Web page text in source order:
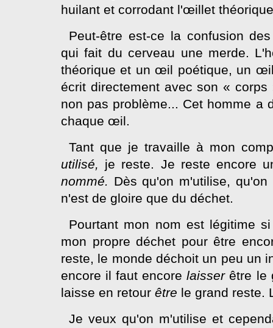
huilant et corrodant l'œillet
Peut-être est-ce la confusion
qui fait du cerveau une merde.
théorique et un œil poétique, un
écrit directement avec son «
non pas problème... Cet homme a
chaque œil.
Tant que je travaille à mon
utilisé, je reste. Je reste encore
nommé. Dès qu'on m'utilise,
n'est de gloire que du déchet.
Pourtant mon nom est légitime
mon propre déchet pour être
reste, le monde déchoit un peu un
encore il faut encorelaisser être le
laisse en retour être le grand reste.
Je veux qu'on m'utilise et